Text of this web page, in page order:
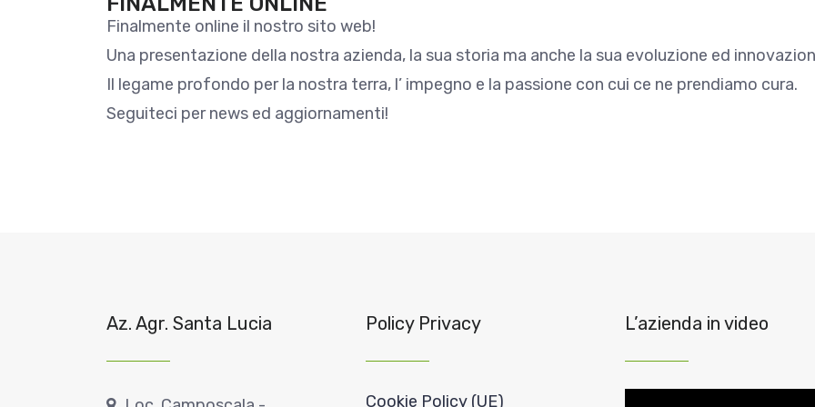
Finalmente online il nostro sito web!
Una presentazione della nostra azienda, la sua storia ma anche la sua evoluzione ed
Il legame profondo per la nostra terra, l’ impegno e la passione con cui ce ne prendiamo cura.
Seguiteci per news ed aggiornamenti!
Az. Agr. Santa Lucia Policy Privacy
Cookie Policy (UE)
L’azienda in video